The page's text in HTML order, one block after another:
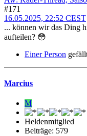
#171
16.05.2025, 22:52 CEST
... können wir das Ding
aufteilen? 😳
Einer Person
Marcius
M
Heldenmitglied
Beiträge: 579